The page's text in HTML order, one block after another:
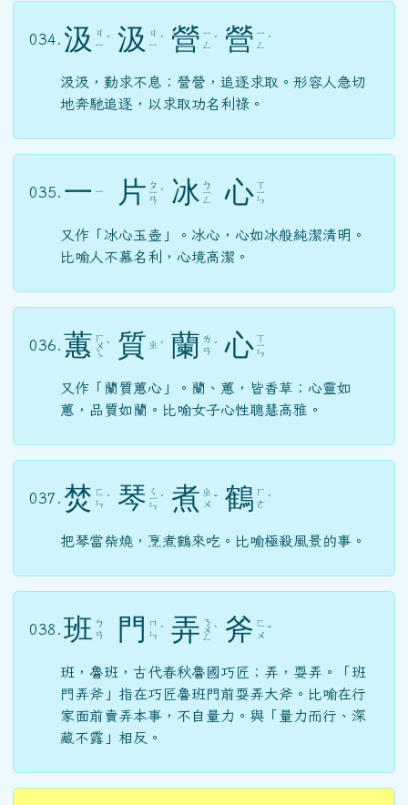
034. 汲
ㄐ
ㄧ ˊ 汲
ㄐ
ㄧ ˊ 營 ㄧ
ㄥ
ˊ 營 ㄧ
ㄥ
ˊ
汲汲，勤求不息；營營，追逐求取。形容人急切
地奔馳追逐，以求取功名利祿。
035. 一 ㄧ 片 ㄆ
ㄧ
ㄢ
ˋ 冰 ㄅ
ㄧ
ㄥ 心 ㄒ
ㄧ
ㄣ
又作「冰心玉壺」。冰心，心如冰般純潔清明。
比喻人不慕名利，心境高潔。
036. 蕙 ㄏ
ㄨ
ㄟ
ˋ 質 ㄓ ˊ 蘭 ㄌ
ㄢ ˊ 心 ㄒ
ㄧ
ㄣ
又作「蘭質蕙心」。蘭、蕙，皆香草；心靈如
蕙，品質如蘭。比喻女子心性聰慧高雅。
037. 焚 ㄈ
ㄣ ˊ 琴 ㄑ
ㄧ
ㄣ
ˊ 煮 ㄓ
ㄨ ˇ 鶴 ㄏ
ㄜ ˋ
把琴當柴燒，烹煮鶴來吃。比喻極殺風景的事。
038. 班 ㄅ
ㄢ
門
ㄇ
ㄣ ˊ 弄 ㄋ
ㄨ
ㄥ
ˋ 斧 ㄈ
ㄨ ˇ
班，魯班，古代春秋魯國巧匠；弄，耍弄。「班
門弄斧」指在巧匠魯班門前耍弄大斧。比喻在行
家面前賣弄本事，不自量力。與「量力而行、深
藏不露」相反。